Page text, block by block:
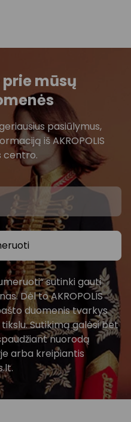
mūsų
pasiūlymus,
iš AKROPOLIS
centro.
sutinki gauti
Dėl to AKROPOLIS
duomenis tvarkys
Sutikimą galėsi bet
nuorodą
arba kreipiantis